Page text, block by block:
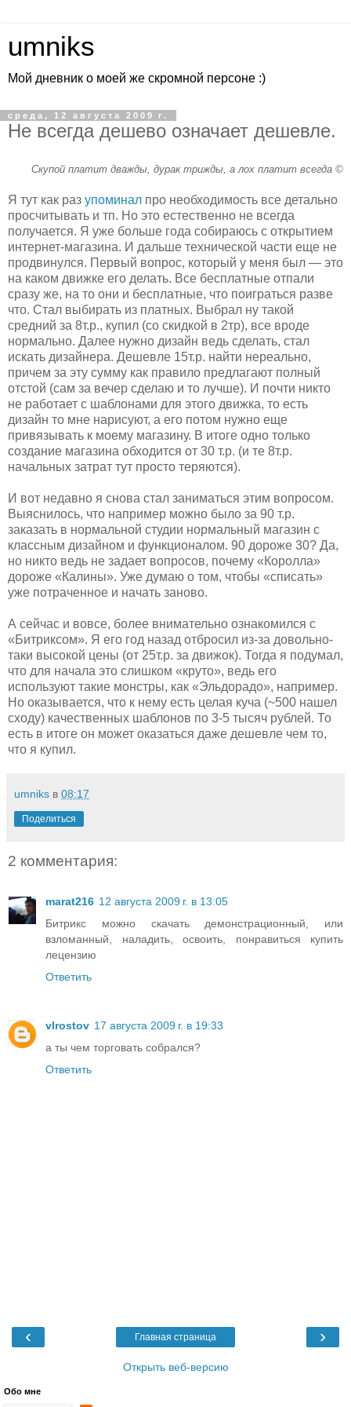
umniks
Мой дневник о моей же скромной персоне :)
среда, 12 августа 2009 г.
Не всегда дешево означает дешевле.
Скупой платит дважды, дурак трижды, а лох платит всегда ©
Я тут как раз упоминал про необходимость все детально
просчитывать и тп. Но это естественно не всегда
получается. Я уже больше года собираюсь с открытием
интернет-магазина. И дальше технической части еще не
продвинулся. Первый вопрос, который у меня был — это
на каком движке его делать. Все бесплатные отпали
сразу же, на то они и бесплатные, что поиграться разве
что. Стал выбирать из платных. Выбрал ну такой
средний за 8т.р., купил (со скидкой в 2тр), все вроде
нормально. Далее нужно дизайн ведь сделать, стал
искать дизайнера. Дешевле 15т.р. найти нереально,
причем за эту сумму как правило предлагают полный
отстой (сам за вечер сделаю и то лучше). И почти никто
не работает с шаблонами для этого движка, то есть
дизайн то мне нарисуют, а его потом нужно еще
привязывать к моему магазину. В итоге одно только
создание магазина обходится от 30 т.р. (и те 8т.р.
начальных затрат тут просто теряются).
И вот недавно я снова стал заниматься этим вопросом.
Выяснилось, что например можно было за 90 т.р.
заказать в нормальной студии нормальный магазин с
классным дизайном и функционалом. 90 дороже 30? Да,
но никто ведь не задает вопросов, почему «Королла»
дороже «Калины». Уже думаю о том, чтобы «списать»
уже потраченное и начать заново.
А сейчас и вовсе, более внимательно ознакомился с
«Битриксом». Я его год назад отбросил из-за довольно-
таки высокой цены (от 25т.р. за движок). Тогда я подумал,
что для начала это слишком «круто», ведь его
используют такие монстры, как «Эльдорадо», например.
Но оказывается, что к нему есть целая куча (~500 нашел
сходу) качественных шаблонов по 3-5 тысяч рублей. То
есть в итоге он может оказаться даже дешевле чем то,
что я купил.
umniks в 08:17
Поделиться
2 комментария:
marat216 12 августа 2009 г. в 13:05
Битрикс можно скачать демонстрационный, или
взломанный, наладить, освоить, понравиться купить
лецензию
Ответить
vlrostov 17 августа 2009 г. в 19:33
а ты чем торговать собрался?
Ответить
‹ ›
Главная страница
Открыть веб-версию
Обо мне